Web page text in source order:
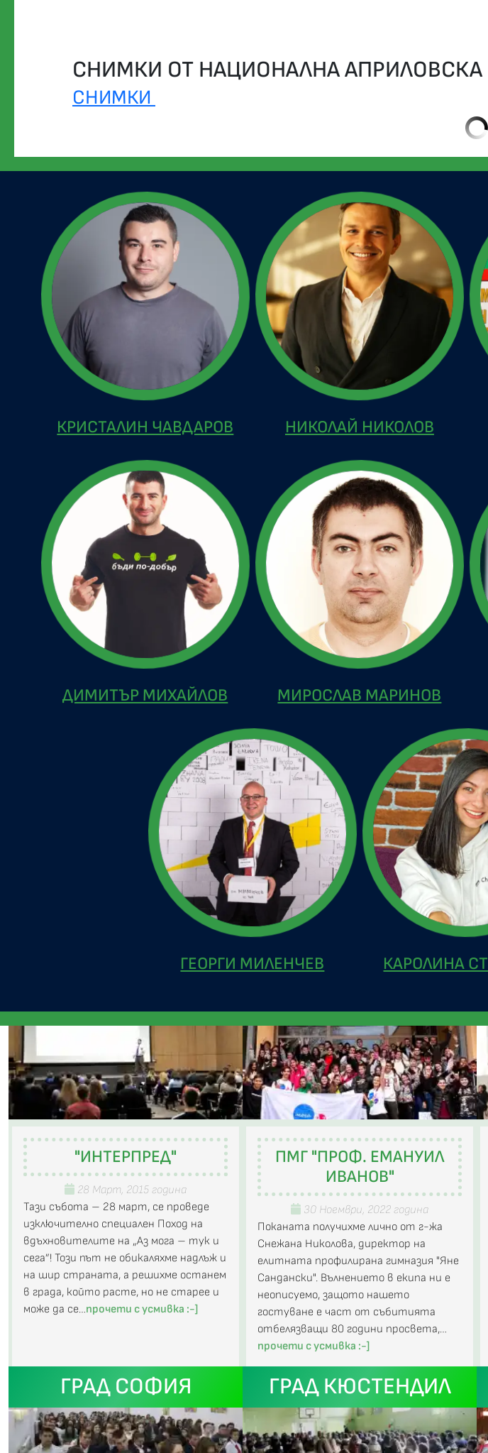
СНИМКИ ОТ НАЦИОНАЛНА
СНИМКИ
КРИСТАЛИН ЧАВДАРОВ НИКОЛАЙ НИКОЛОВ
ДИМИТЪР МИХАЙЛОВ МИРОСЛАВ МАРИНОВ
ГЕОРГИ МИЛЕНЧЕВ КАРОЛИНА
"ИНТЕРПРЕД"
28 Март, 2015 година
Тази събота – 28 март, се проведе
изключително специален Поход на
вдъхновителите на „Аз мога – тук и
сега”! Този път не обикаляхме надлъж и
на шир страната, а решихме останем
в града, който расте, но не старее и
може да се…прочети с усмивка :-]
ГРАД СОФИЯ
ПМГ "ПРОФ. ЕМАНУИЛ
ИВАНОВ"
30 Ноември, 2022 година
Поканата получихме лично от г-жа
Снежана Николова, директор на
елитната профилирана гимназия "Яне
Сандански". Вълнението в екипа ни е
неописуемо, защото нашето
гостуване е част от събитията
отбелязващи 80 години просвета,…
прочети с усмивка :-]
ГРАД КЮСТЕНДИЛ